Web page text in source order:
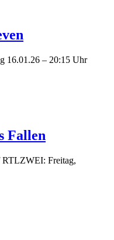
16.01.26 – 20:15 Uhr
Fallen
RTLZWEI: Freitag,